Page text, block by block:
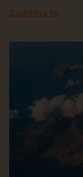
Διαβάστε το